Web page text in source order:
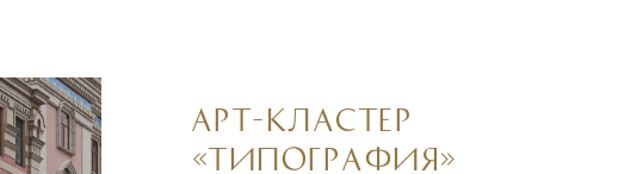
АРТ-КЛАСТЕР
«ТИПОГРАФИЯ»